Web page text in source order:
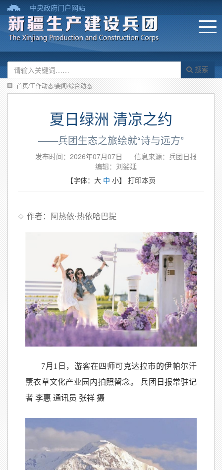
中央政府门户网站
搜索
首页/工作动态/要闻/综合动态
夏日绿洲 清凉之约
——兵团生态之旅绘就“诗与远方”
发布时间：2026年07月07日
信息来源：​兵团日报
编辑：刘娑延
【字体： 大 中 小】 打印本页
作者：阿热依·热依哈巴提
7月1日，游客在四师可克达拉市的伊帕尔汗
薰衣草文化产业园内拍照留念。 兵团日报常驻记
者 李惠 通讯员 张祥 摄